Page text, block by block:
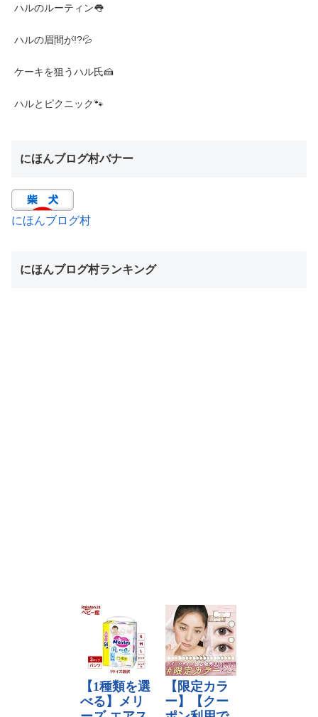
ハルのルーティン👅
ハルの眉間が!?💦
ケーキを狙うハル氏🍰
ハルとピクニック🐾
にほんブログ村バナー
にほんブログ村
にほんブログ村ランキング